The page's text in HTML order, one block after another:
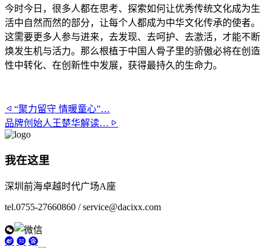
今时今日，很多人都在思考、探索如何让优秀传统文化成为生
活中自然而然的部分，让每个人都成为中华文化传承的使者。
这需要更多人参与进来，去发现、去呵护、去激活，才能不断
焕发生机与活力。那么根植于中国人骨子里的骄傲必将在创造
性中转化、在创新性中发展，获得最持久的生命力。
“聚力留守 情暖童心”…
品牌创始人王楚华解读…
我在这里
深圳前海卓越时代广场A座
tel.0755-27660860 / service@dacixx.com